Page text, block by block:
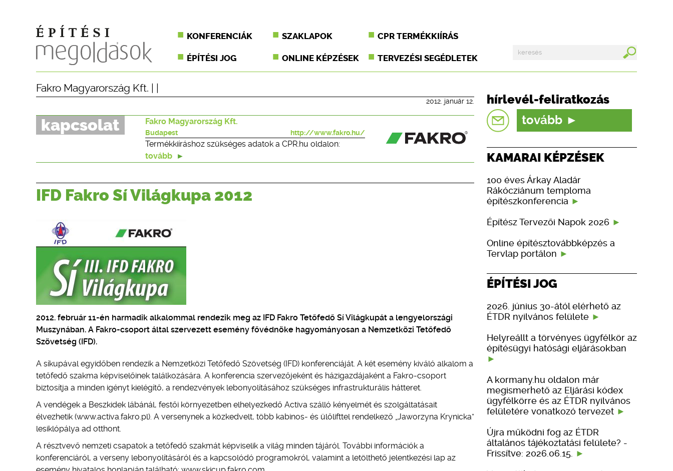
KONFERENCIÁK SZAKLAPOK CPR TERMÉKKIÍRÁS
ÉPÍTÉSI JOG ONLINE KÉPZÉSEK TERVEZÉSI SEGÉDLETEK
Fakro Magyarország Kft.
2012. január 12.
kapcsolat Fakro Magyarország Kft.
Budapest http://www.fakro.hu/
Termékkiíráshoz szükséges adatok a CPR.hu oldalon:
tovább
IFD Fakro Sí Világkupa 2012
2012. február 11-én harmadik alkalommal rendezik meg az IFD Fakro Tetőfedő Sí Világkupát a lengyelországi
Muszynában. A Fakro-csoport által szervezett esemény fővédnöke hagyományosan a Nemzetközi Tetőfedő
Szövetség (IFD).
A síkupával egyidőben rendezik a Nemzetközi Tetőfedő Szövetség (IFD) konferenciáját. A két esemény kiváló alkalom a
tetőfedő szakma képviselőinek találkozására. A konferencia szervezőjeként és házigazdájaként a Fakro-csoport
biztosítja a minden igényt kielégítő, a rendezvények lebonyolításához szükséges infrastrukturális hátteret.
A vendégek a Beszkidek lábánál, festői környezetben elhelyezkedő Activa szálló kényelmét és szolgáltatásait
élvezhetik (www.activa.fakro.pl). A versenynek a közkedvelt, több kabinos- és ülőlifttel rendelkező „Jaworzyna Krynicka”
lesiklópálya ad otthont.
A résztvevő nemzeti csapatok a tetőfedő szakmát képviselik a világ minden tájáról. További információk a
konferenciáról, a verseny lebonyolításáról és a kapcsolódó programokról, valamint a letölthető jelentkezési lap az
hírlevél-feliratkozás
tovább
KAMARAI KÉPZÉSEK
100 éves Árkay Aladár
Rákócziánum temploma
építészkonferencia
Építész Tervezői Napok 2026
Online építésztovábbképzés a
Tervlap portálon
ÉPÍTÉSI JOG
2026. június 30-ától elérhető az
ÉTDR nyilvános felülete
Helyreállt a törvényes ügyfélkör az
építésügyi hatósági eljárásokban
A kormany.hu oldalon már
megismerhető az Eljárási kódex
ügyfélkörre és az ÉTDR nyilvános
felületére vonatkozó tervezet
Újra működni fog az ÉTDR
általános tájékoztatási felülete? -
Frissítve: 2026.06.15.